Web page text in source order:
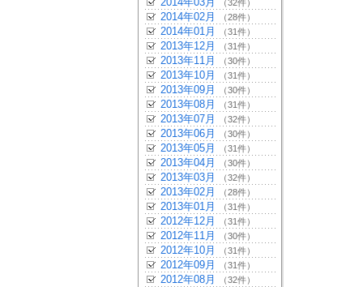
（32件）
2014年02月 （28件）
2014年01月 （31件）
2013年12月 （31件）
2013年11月 （30件）
2013年10月 （31件）
2013年09月 （30件）
2013年08月 （31件）
2013年07月 （32件）
2013年06月 （30件）
2013年05月 （31件）
2013年04月 （30件）
2013年03月 （32件）
2013年02月 （28件）
2013年01月 （31件）
2012年12月 （31件）
2012年11月 （30件）
2012年10月 （31件）
2012年09月 （31件）
2012年08月 （32件）